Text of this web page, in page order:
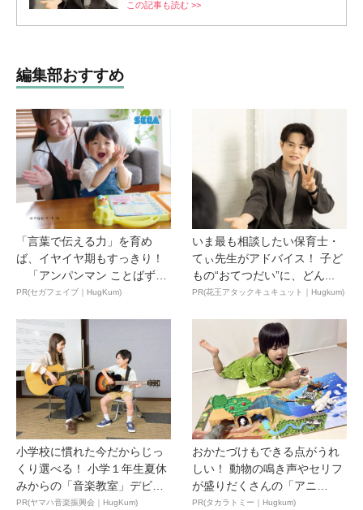
この記事も読む >>
編集部おすすめ
「言葉で伝える力」を育め
ば、イヤイヤ期もすっきり！
「アンパンマン ことばずか
ん...
PR(セガフェイブ｜HugKum)
いま最も相談したい保育士・
てぃ先生がアドバイス！ 子ど
もの“おてつだい”に、どん...
PR(花王アタックキュキュット｜Hugkum)
小学校に慣れた今だからじっ
くり選べる！ 小学１年生夏休
みからの「音楽教室」デビ
ュ...
PR(ヤマハ音楽振興会｜HugKum)
おかたづけもできる点がうれ
しい！ 動物の鳴き声やセリフ
が盛りだくさんの「アニ
ア ...
PR(タカラトミー｜Hugkum)